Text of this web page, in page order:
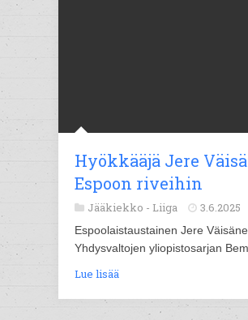
Hyökkääjä Jere
Espoon riveihin
Jääkiekko - Liiga 3.6.2025
Espoolaistaustainen Jere
Yhdysvaltojen yliopistosarjan
Lue lisää